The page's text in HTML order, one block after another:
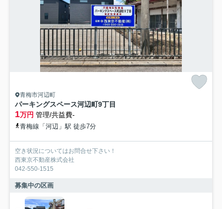
青梅市河辺町
パーキングスペース河辺町9丁目
1万円 管理/共益費-
青梅線「河辺」駅 徒歩7分
空き状況についてはお問合せ下さい！
西東京不動産株式会社
042-550-1515
募集中の区画